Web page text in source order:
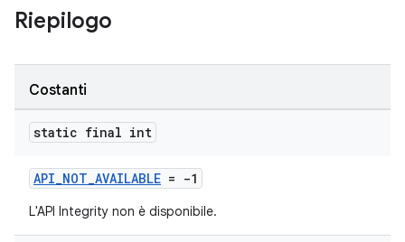
Riepilogo
Costanti
static final int
API_NOT_AVAILABLE = -1
L'API Integrity non è disponibile.